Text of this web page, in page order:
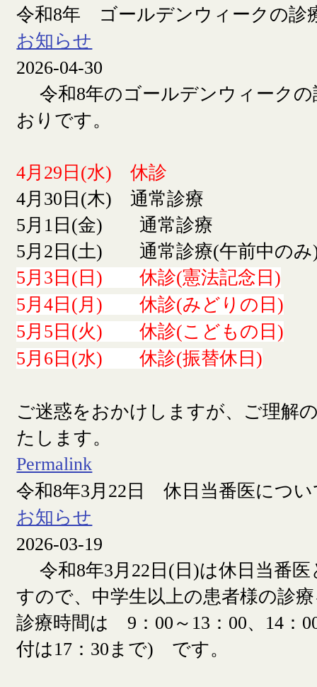
令和8年 ゴールデンウィークの診
お知らせ
2026-04-30
令和8年のゴールデンウィークの
おりです。
4月29日(水) 休診
4月30日(木) 通常診療
5月1日(金) 通常診療
5月2日(土) 通常診療(午前中のみ
5月3日(日) 休診(憲法記念日)
5月4日(月) 休診(みどりの日)
5月5日(火) 休診(こどもの日)
5月6日(水) 休診(振替休日)
ご迷惑をおかけしますが、ご理解
たします。
Permalink
令和8年3月22日 休日当番医につい
お知らせ
2026-03-19
令和8年3月22日(日)は休日当番
すので、中学生以上の患者様の診
診療時間は 9：00～13：00、14：
付は17：30まで) です。